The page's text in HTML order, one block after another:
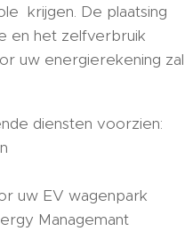
krijgen. De plaatsing
en het zelfverbruik
uw energierekening zal
diensten voorzien:
uw EV wagenpark
Managemant